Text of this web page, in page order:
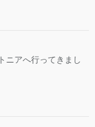
ニアへ行ってきまし